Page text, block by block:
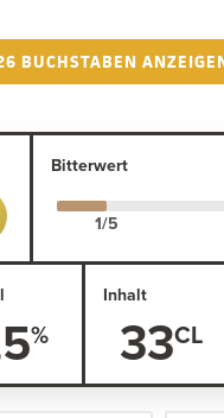
BUCHSTABEN
Bitterwert
Inhalt
33